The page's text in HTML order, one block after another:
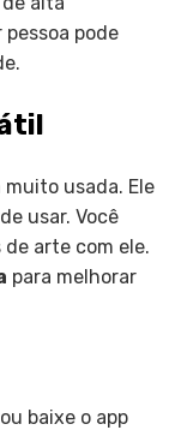
pode
usada. Ele
usar. Você
arte com ele.
para melhorar
baixe o app